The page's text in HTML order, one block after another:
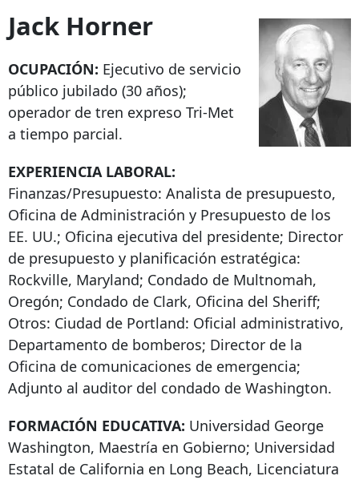
Jack Horner
OCUPACIÓN: Ejecutivo de servicio
público jubilado (30 años);
operador de tren expreso Tri-Met
a tiempo parcial.
EXPERIENCIA LABORAL:
Finanzas/Presupuesto: Analista de presupuesto,
Oficina de Administración y Presupuesto de los
EE. UU.; Oficina ejecutiva del presidente; Director
de presupuesto y planificación estratégica:
Rockville, Maryland; Condado de Multnomah,
Oregón; Condado de Clark, Oficina del Sheriff;
Otros: Ciudad de Portland: Oficial administrativo,
Departamento de bomberos; Director de la
Oficina de comunicaciones de emergencia;
Adjunto al auditor del condado de Washington.
FORMACIÓN EDUCATIVA: Universidad George
Washington, Maestría en Gobierno; Universidad
Estatal de California en Long Beach, Licenciatura